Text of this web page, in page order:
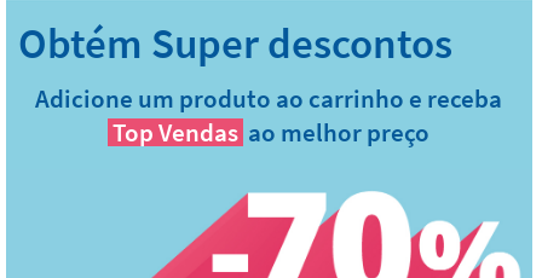
Adicione um produto ao carrinho e receba
Top Vendas ao melhor preço